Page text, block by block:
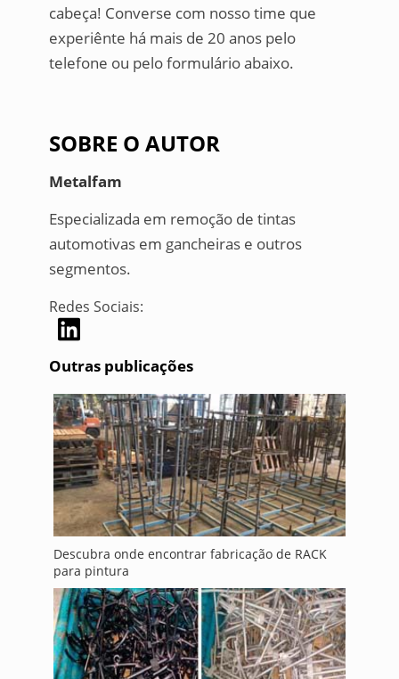
cabeça! Converse com nosso time que
experiênte há mais de 20 anos pelo
telefone ou pelo formulário abaixo.
SOBRE O AUTOR
Metalfam
Especializada em remoção de tintas
automotivas em gancheiras e outros
segmentos.
Redes Sociais:
Outras publicações
Descubra onde encontrar fabricação de RACK
para pintura